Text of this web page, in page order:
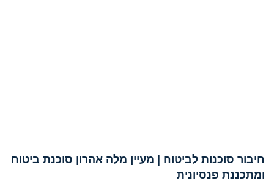
חיבור סוכנות לביטוח | מעיין מלה אהרון סוכנת ביטוח
ומתכננת פנסיונית